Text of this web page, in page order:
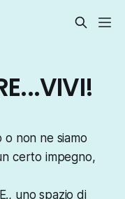
o non ne siamo
certo impegno,
uno spazio di